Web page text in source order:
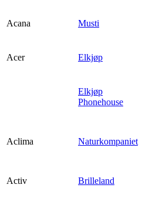
Acana Musti
Acer Elkjøp
Elkjøp
Phonehouse
Aclima Naturkompaniet
Activ Brilleland